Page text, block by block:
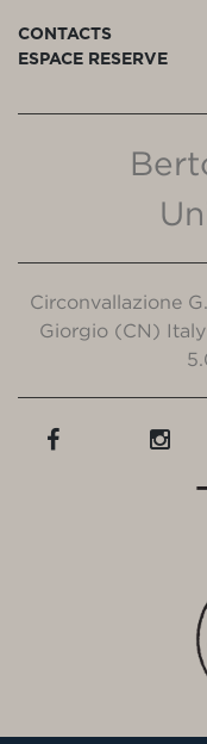
CONTACTS
ESPACE RESERVE
Circonvallazione
Giorgio (CN)